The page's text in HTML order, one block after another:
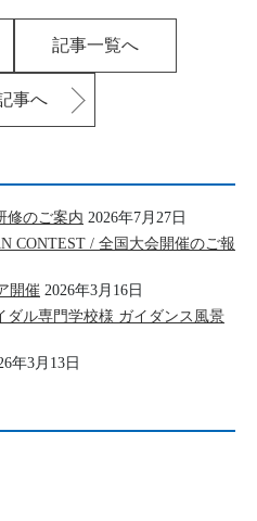
記事一覧へ
事へ
修のご案内 2026年7月27日
CONTEST / 全国大会開催のご報
開催 2026年3月16日
ダル専門学校様 ガイダンス風景
年3月13日